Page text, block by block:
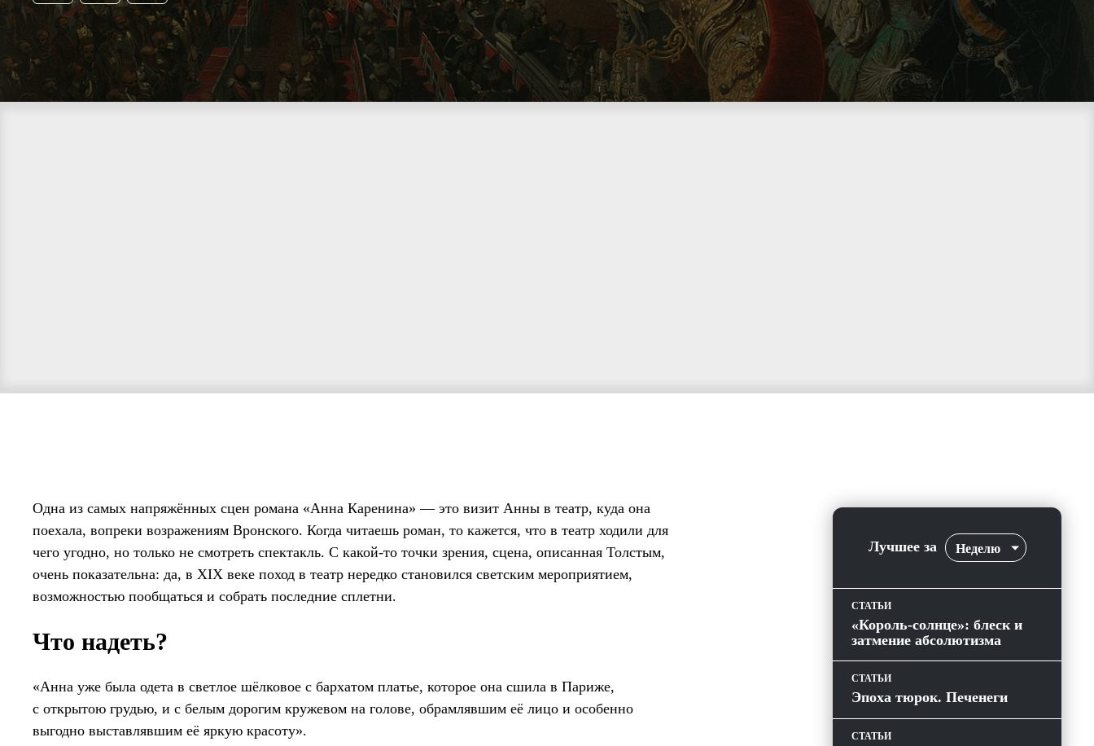
Одна из самых напряжённых сцен романа «Анна Каренина» — это визит Анны в театр, куда она
поехала, вопреки возражениям Вронского. Когда читаешь роман, то кажется, что в театр ходили для
чего угодно, но только не смотреть спектакль. С какой-то точки зрения, сцена, описанная Толстым,
очень показательна: да, в XIX веке поход в театр нередко становился светским мероприятием,
возможностью пообщаться и собрать последние сплетни.
Что надеть?
«Анна уже была одета в светлое шёлковое с бархатом платье, которое она сшила в Париже,
с открытою грудью, и с белым дорогим кружевом на голове, обрамлявшим её лицо и особенно
выгодно выставлявшим её яркую красоту».
Лучшее за Неделю
СТАТЬИ
«Король-солнце»: блеск и
затмение абсолютизма
СТАТЬИ
Эпоха тюрок. Печенеги
СТАТЬИ